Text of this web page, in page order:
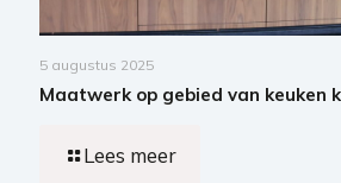
5 augustus 2025
Maatwerk op gebied van keuken
Lees meer